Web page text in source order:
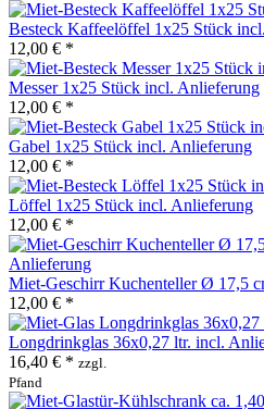
Besteck Kaffeelöffel 1x25 Stück
12,00 € *
Messer 1x25 Stück incl. Anlieferung
12,00 € *
Gabel 1x25 Stück incl. Anlieferung
12,00 € *
Löffel 1x25 Stück incl. Anlieferung
12,00 € *
Miet-Geschirr Kuchenteller Ø 17,5
12,00 € *
Longdrinkglas 36x0,27 ltr. incl.
16,40 € * zzgl.
Pfand